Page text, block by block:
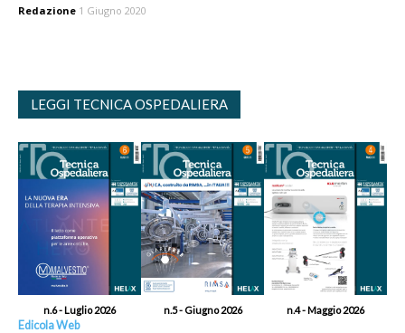
Redazione 1 Giugno 2020
LEGGI TECNICA OSPEDALIERA
n.6 - Luglio 2026 n.5 - Giugno 2026 n.4 - Maggio 2026
Edicola Web